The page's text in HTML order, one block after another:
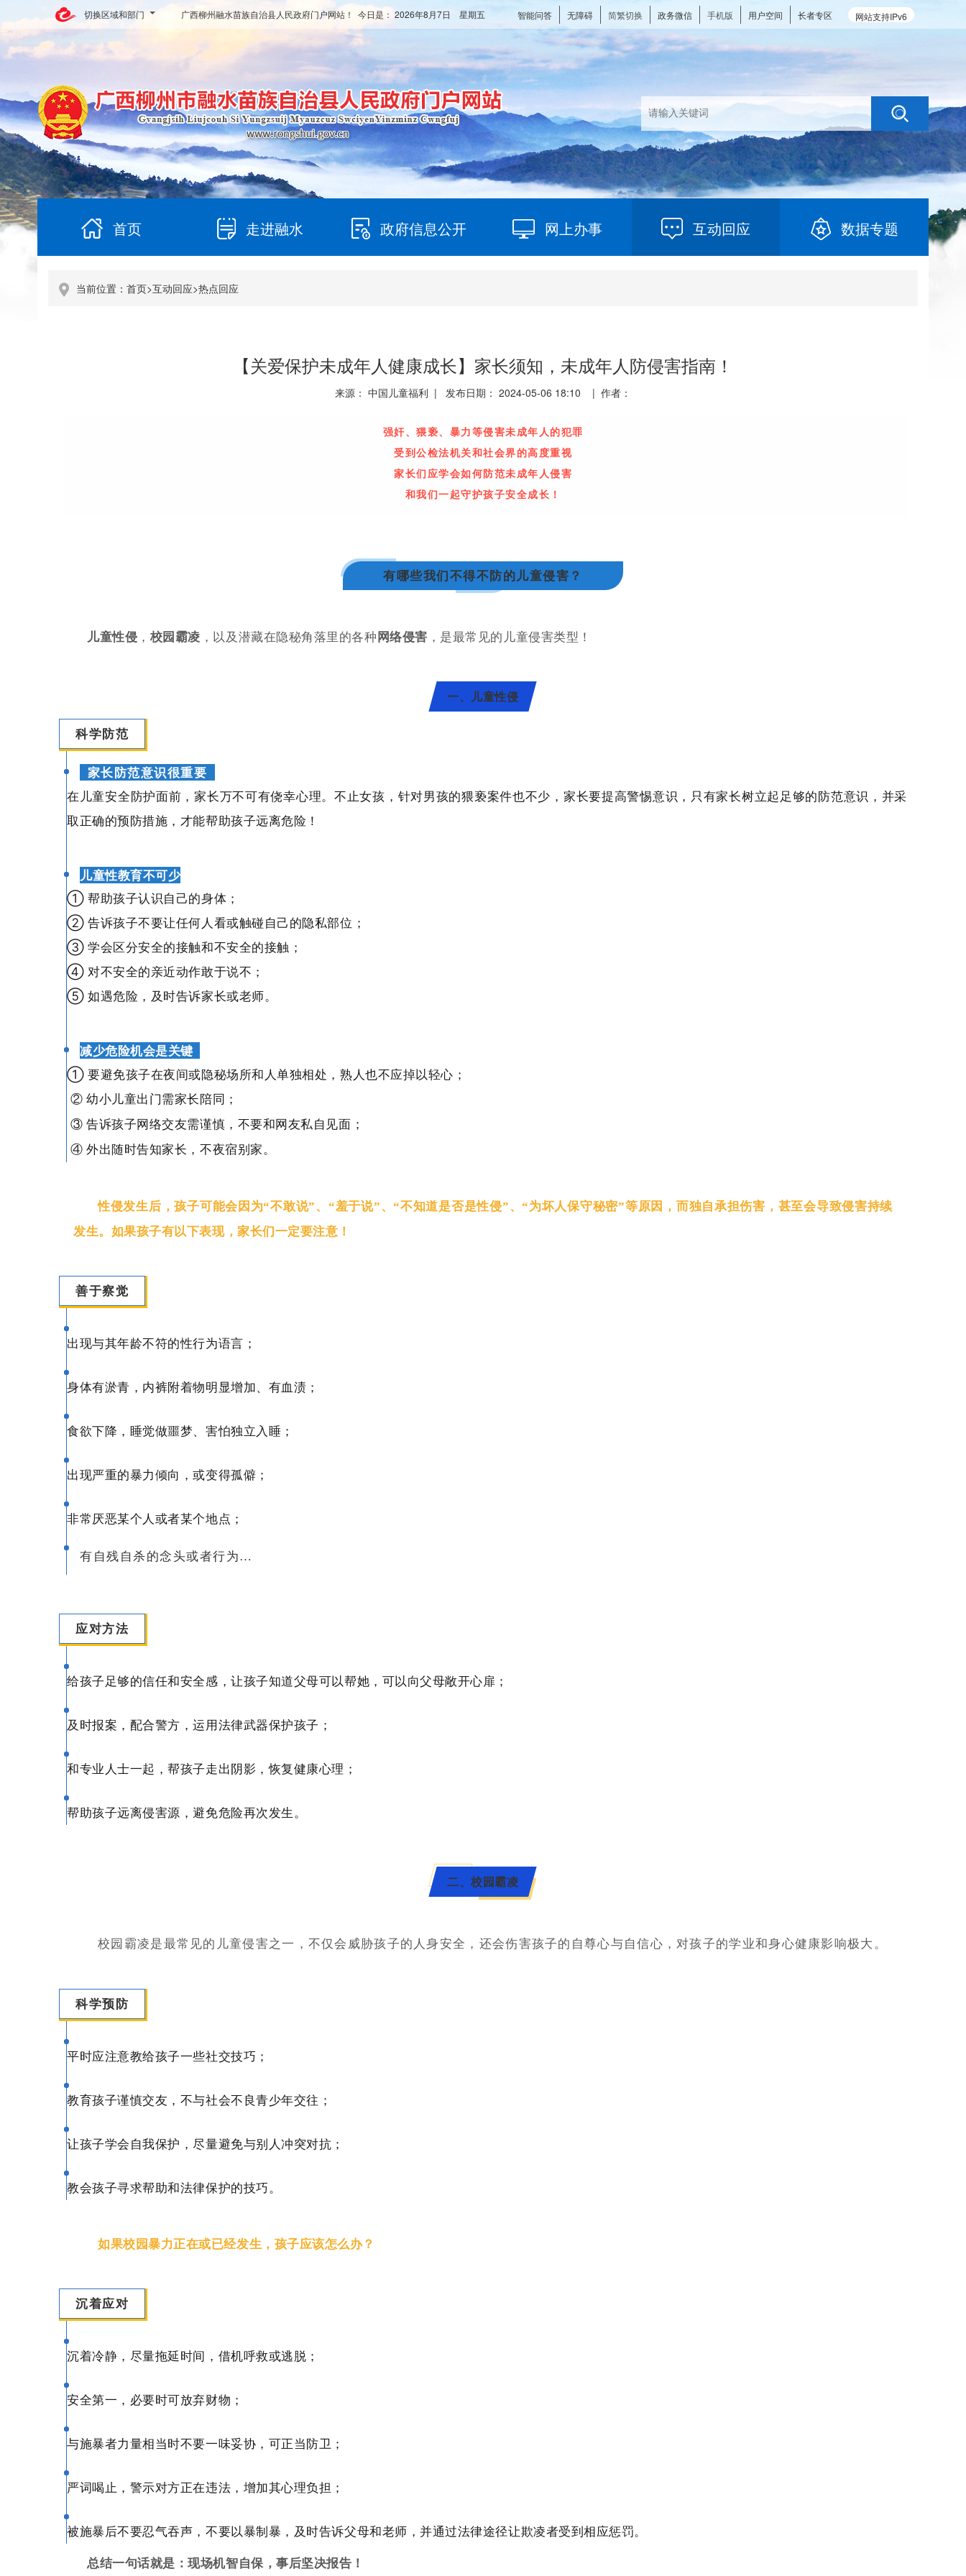
切换区域和部门 网站支持IPv6
智能问答 无障碍 简繁切换 政务微信 手机版 用户空间 长者专区
广西柳州融水苗族自治县人民政府门户网站！ 今日是： 2026年8月7日 星期五
首页 走进融水 政府信息公开 网上办事 互动回应 数据专题
当前位置： 首页>互动回应>热点回应
【关爱保护未成年人健康成长】家长须知，未成年人防侵害指南！
来源： 中国儿童福利 | 发布日期： 2024-05-06 18:10 | 作者：
强奸、猥亵、暴力等侵害未成年人的犯罪
受到公检法机关和社会界的高度重视
家长们应学会如何防范未成年人侵害
和我们一起守护孩子安全成长！
有哪些我们不得不防的儿童侵害？
儿童性侵 ， 校园霸凌 ，以及潜藏在隐秘角落里的各种 网络侵害 ，是最常见的儿童侵害类型！
一、儿童性侵
科学防范
家长防范意识很重要
在儿童安全防护面前，家长万不可有侥幸心理。不止女孩，针对男孩的猥亵案件也不少，家长要提高警惕意识，只有家长树立起足够的防范意识，并采
取正确的预防措施，才能帮助孩子远离危险！
儿童性教育不可少
① 帮助孩子认识自己的身体；
② 告诉孩子不要让任何人看或触碰自己的隐私部位；
③ 学会区分安全的接触和不安全的接触；
④ 对不安全的亲近动作敢于说不；
⑤ 如遇危险，及时告诉家长或老师。
减少危险机会是关键
① 要避免孩子在夜间或隐秘场所和人单独相处，熟人也不应掉以轻心；
② 幼小儿童出门需家长陪同；
③ 告诉孩子网络交友需谨慎，不要和网友私自见面；
④ 外出随时告知家长，不夜宿别家。
性侵发生后，孩子可能会因为“不敢说”、“羞于说”、“不知道是否是性侵”、“为坏人保守秘密”等原因，而独自承担伤害，甚至会导致侵害持续
发生。如果孩子有以下表现，家长们一定要注意！
善于察觉
出现与其年龄不符的性行为语言；
身体有淤青，内裤附着物明显增加、有血渍；
食欲下降，睡觉做噩梦、害怕独立入睡；
出现严重的暴力倾向，或变得孤僻；
非常厌恶某个人或者某个地点；
有自残自杀的念头或者行为…
应对方法
给孩子足够的信任和安全感，让孩子知道父母可以帮她，可以向父母敞开心扉；
及时报案，配合警方，运用法律武器保护孩子；
和专业人士一起，帮孩子走出阴影，恢复健康心理；
帮助孩子远离侵害源，避免危险再次发生。
二、校园霸凌
校园霸凌是最常见的儿童侵害之一，不仅会威胁孩子的人身安全，还会伤害孩子的自尊心与自信心，对孩子的学业和身心健康影响极大。
科学预防
平时应注意教给孩子一些社交技巧；
教育孩子谨慎交友，不与社会不良青少年交往；
让孩子学会自我保护，尽量避免与别人冲突对抗；
教会孩子寻求帮助和法律保护的技巧。
如果校园暴力正在或已经发生，孩子应该怎么办？
沉着应对
沉着冷静，尽量拖延时间，借机呼救或逃脱；
安全第一，必要时可放弃财物；
与施暴者力量相当时不要一味妥协，可正当防卫；
严词喝止，警示对方正在违法，增加其心理负担；
被施暴后不要忍气吞声，不要以暴制暴，及时告诉父母和老师，并通过法律途径让欺凌者受到相应惩罚。
总结一句话就是：现场机智自保，事后坚决报告！